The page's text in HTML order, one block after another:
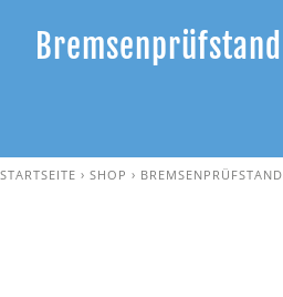
Bremsenprüfstand
STARTSEITE › SHOP › BREMSENPRÜFSTAND